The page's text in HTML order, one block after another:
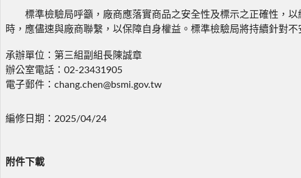
標準檢驗局呼籲，廠商應落實商品之安全性及標示之正確性，以
時，應儘速與廠商聯繫，以保障自身權益。標準檢驗局將持續針對
承辦單位：第三組副組長陳誠章
辦公室電話：02-23431905
電子郵件：chang.chen@bsmi.gov.tw
編修日期：2025/04/24
附件下載